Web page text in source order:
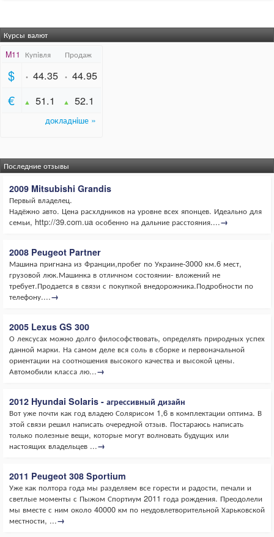
Курсы валют
Последние отзывы
2009 Mitsubishi Grandis
Первый владелец.
Надёжно авто. Цена расхлдников на уровне всех японцев. Идеально для
семьи, http://39.com.ua особенно на дальние расстояния....→
2008 Peugeot Partner
Машина пригнана из Франции,пробег по Украине-3000 км.6 мест,
грузовой люк.Машинка в отличном состоянии- вложений не
требует.Продается в связи с покупкой внедорожника.Подробности по
телефону....→
2005 Lexus GS 300
О лексусах можно долго философствовать, определять природных успех
данной марки. На самом деле вся соль в сборке и первоначальной
ориентации на соотношения высокого качества и высокой цены.
Автомобили класса лю...→
2012 Hyundai Solaris - агрессивный дизайн
Вот уже почти как год владею Солярисом 1,6 в комплектации оптима. В
этой связи решил написать очередной отзыв. Постараюсь написать
только полезные вещи, которые могут волновать будущих или
настоящих владельцев ...→
2011 Peugeot 308 Sportium
Уже как полтора года мы разделяем все горести и радости, печали и
светлые моменты с Пыжом Спортиум 2011 года рождения. Преодолели
мы вместе с ним около 40000 км по неудовлетворительной Харьковской
местности, ...→